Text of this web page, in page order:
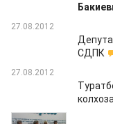
27.08.2012
СДПК
27.08.2012
24.08.2012